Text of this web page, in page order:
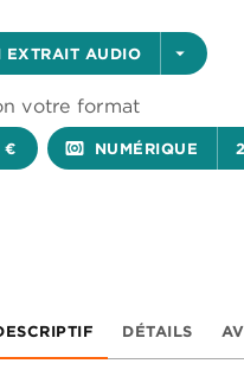
EXTRAIT AUDIO arrow_drop_down
votre format
€ surround_sound NUMÉRIQUE
DÉTAILS